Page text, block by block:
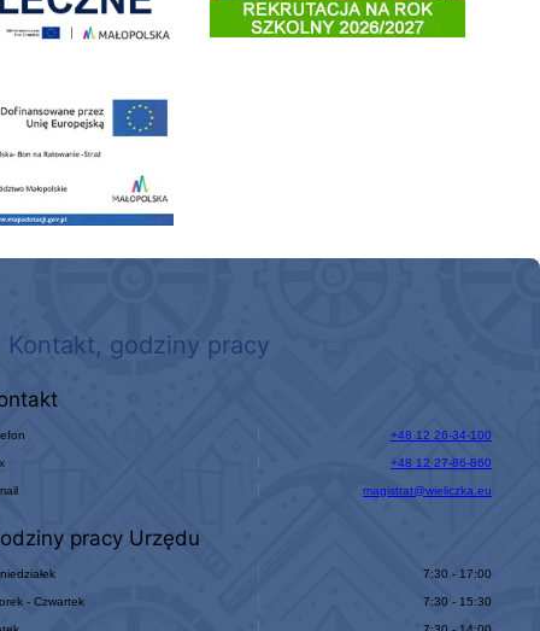
średniego samochodu ratowniczo-gaśniczego z napędem 4x4 dla OSP Kokotów
Kontakt, godziny pracy
+48 12 26-34-100
+48 12 27-86-860
magistrat@wieliczka.eu
pracy Urzędu
7:30 - 17:00
- Czwartek 7:30 - 15:30